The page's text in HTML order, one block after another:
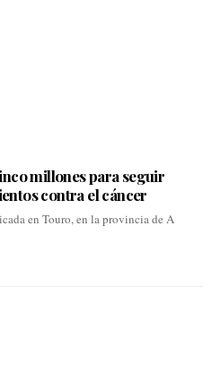
millones para seguir
contra el cáncer
en Touro, en la provincia de A